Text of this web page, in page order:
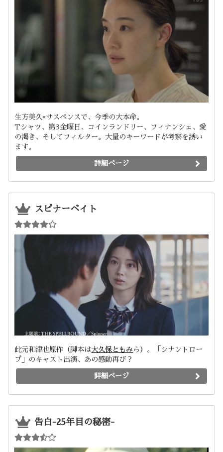
生方美久×サスペンスで、今季の大本命。
Tシャツ、第3金曜日、コインランドリー、フィナンシェ、愛
の渇き、そしてフィルター。大量のキーワードが考察を誘い
ます。
詳細ページ
スピナーベイト
此元和津也原作（脚本は大久保ともみ ら）。「シナントロー
プ」のキャスト出演、あの感動再び？
詳細ページ
告白-25年目の秘密-